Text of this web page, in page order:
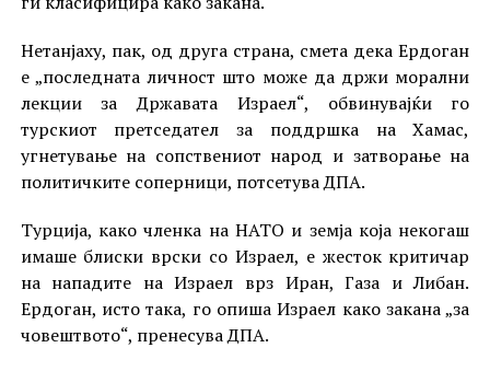
Нетанјаху, пак, од друга страна, смета дека Ердоган
е „последната личност што може да држи морални
лекции за Државата Израел“, обвинувајќи го
турскиот претседател за поддршка на Хамас,
угнетување на сопствениот народ и затворање на
политичките соперници, потсетува ДПА.
Турција, како членка на НАТО и земја која некогаш
имаше блиски врски со Израел, е жесток критичар
на нападите на Израел врз Иран, Газа и Либан.
Ердоган, исто така, го опиша Израел како закана „за
човештвото“, пренесува ДПА.